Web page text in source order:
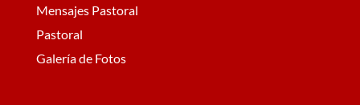
Mensajes Pastoral
Pastoral
Galería de Fotos